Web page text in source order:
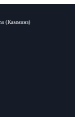
(Камминз)